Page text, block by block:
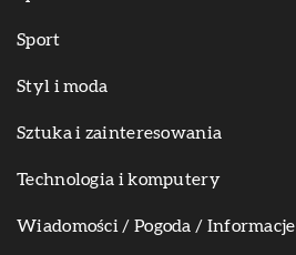
Sport
Styl i moda
Sztuka i zainteresowania
Technologia i komputery
Wiadomości / Pogoda / Informacje